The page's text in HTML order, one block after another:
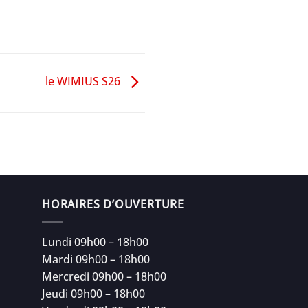
le WIMIUS S26
HORAIRES D’OUVERTURE
Lundi 09h00 – 18h00
Mardi 09h00 – 18h00
Mercredi 09h00 – 18h00
Jeudi 09h00 – 18h00